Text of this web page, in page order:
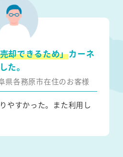
却できるため」カーネ
た。
県各務原市在住のお客様
やすかった。また利用し